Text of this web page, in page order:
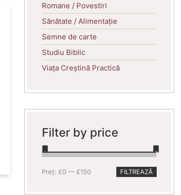
Romane / Povestiri
Sănătate / Alimentație
Semne de carte
Studiu Biblic
Viața Creștină Practică
Filter by price
Preț
Preț
FILTREAZĂ
Preț: £0 — £150